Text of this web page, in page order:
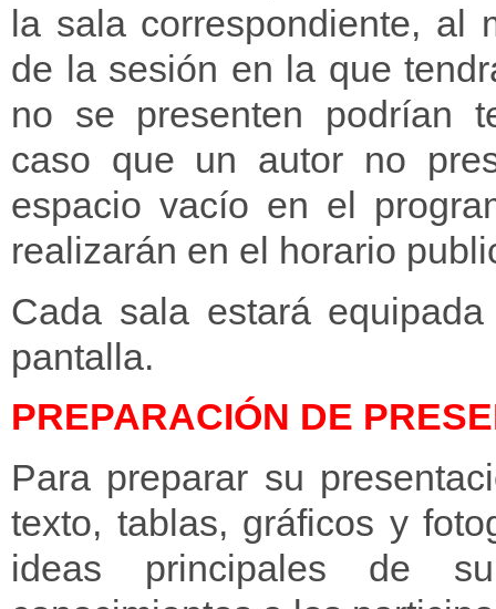
la sala correspondiente, al
de la sesión en la que
no se presenten podrían
caso que un autor no
espacio vacío en el
realizarán en el horario
Cada sala estará
pantalla.
PREPARACIÓN DE
Para preparar su
texto, tablas, gráficos y
ideas principales de